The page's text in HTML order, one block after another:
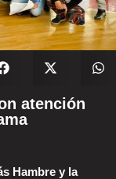
atención
Hambre y la